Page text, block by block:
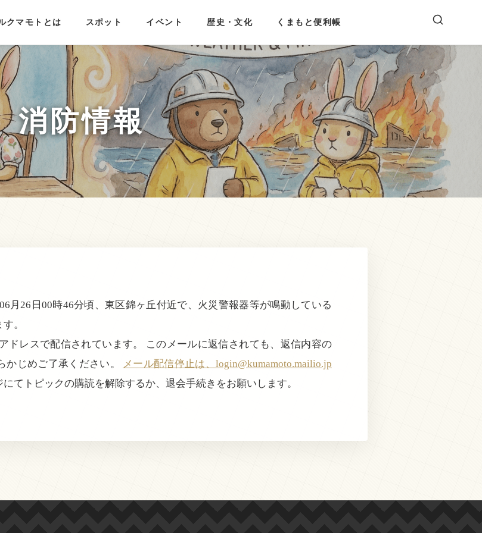
クマモトとは スポット イベント 歴史・文化 くまもと便利帳
消防情報
月26日00時46分頃、東区錦ヶ丘付近で、火災警報器等が鳴動している
。
レスで配信されています。 このメールに返信されても、返信内容の
かじめご了承ください。 メール配信停止は、login@kumamoto.mailio.jp
てトピックの購読を解除するか、退会手続きをお願いします。